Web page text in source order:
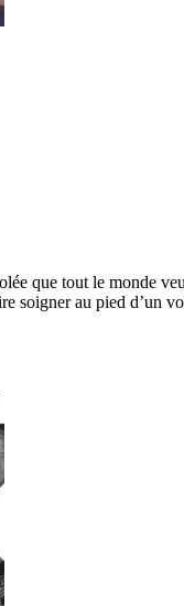
que tout le monde
soigner au pied d’un